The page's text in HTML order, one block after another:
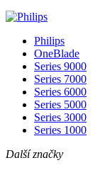
Philips
OneBlade
Series 9000
Series 7000
Series 6000
Series 5000
Series 3000
Series 1000
Další značky